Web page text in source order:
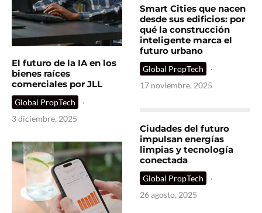
El futuro de la IA en los
bienes raíces
comerciales por JLL
Global PropTech
·
3 diciembre, 2025
Smart Cities que nacen
desde sus edificios: por
qué la construcción
inteligente marca el
futuro urbano
Global PropTech
·
17 noviembre, 2025
Ciudades del futuro
impulsan energías
limpias y tecnología
conectada
Global PropTech
·
26 agosto, 2025